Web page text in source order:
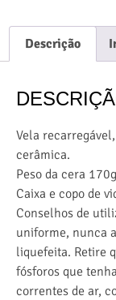
Descrição
Vela
cerâmica.
Peso da cera
Caixa e copo de
Conselhos de
uniforme, nunca
liquefeita. Retire
fósforos que
correntes de ar,